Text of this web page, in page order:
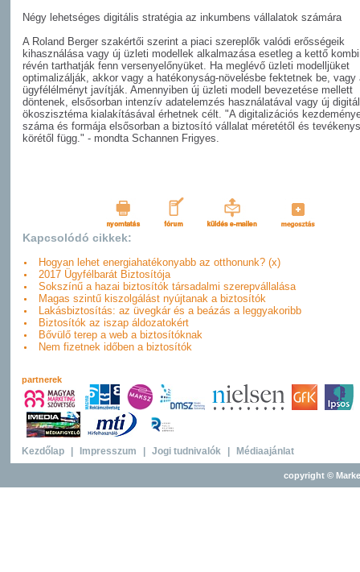
Négy lehetséges digitális stratégia az inkumbens vállalatok számára
A Roland Berger szakértői szerint a piaci szereplők valódi erősségeik
kihasználása vagy új üzleti modellek alkalmazása esetleg a kettő
révén tarthatják fenn versenyelőnyüket. Ha meglévő üzleti modelljüket
optimalizálják, akkor vagy a hatékonyság-növelésbe fektetnek be, vagy
ügyfélélményt javítják. Amennyiben új üzleti modell bevezetése mellett
döntenek, elsősorban intenzív adatelemzés használatával vagy új
ökoszisztéma kialakításával érhetnek célt. "A digitalizációs
száma és formája elsősorban a biztosító vállalat méretétől és
körétől függ." - mondta Schannen Frigyes.
Kapcsolódó cikkek:
Hogyan lehet energiahatékonyabb az otthonunk? (x)
2017 Ügyfélbarát Biztosítója
Sokszínű a hazai biztosítók társadalmi szerepvállalása
Magas szintű kiszolgálást nyújtanak a biztosítók
Lakásbiztosítás: az üvegkár és a beázás a leggyakoribb
Biztosítók az iszap áldozatokért
Bővülő terep a web a biztosítóknak
Nem fizetnek időben a biztosítók
partnerek
Kezdőlap Impresszum Jogi tudnivalók Médiaajánlat
copyright ©